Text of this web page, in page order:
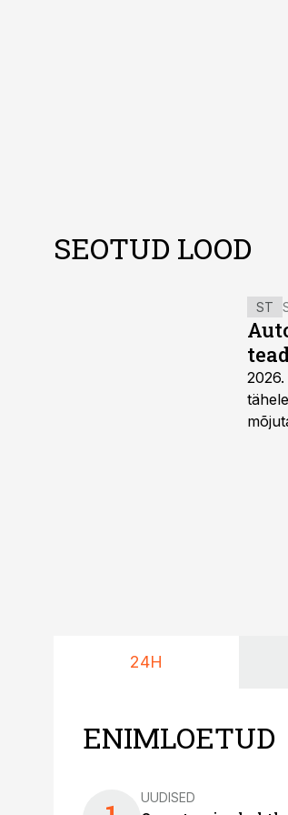
SEOTUD LOOD
ST
24H
ENIMLOETUD
UUDISED